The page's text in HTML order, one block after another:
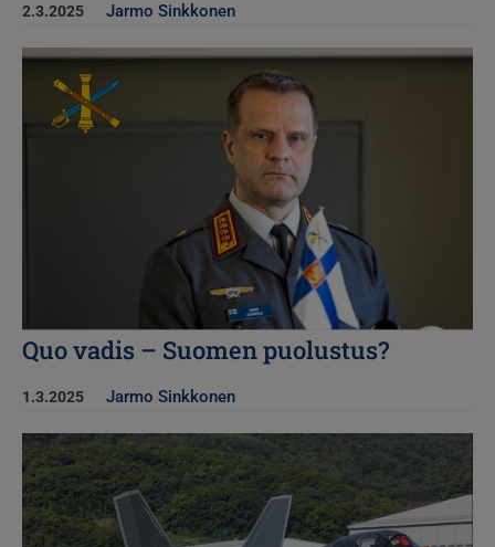
2.3.2025 Jarmo Sinkkonen
Kuva
Quo vadis – Suomen puolustus?
1.3.2025 Jarmo Sinkkonen
Kuva